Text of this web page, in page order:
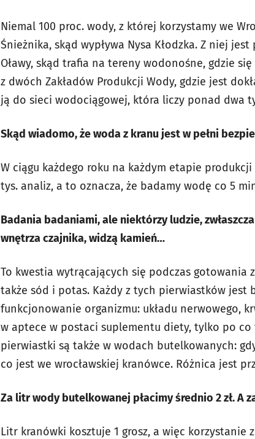
Niemal 100 proc. wody, z której korzystamy we
Śnieżnika, skąd wypływa Nysa Kłodzka. Z niej
Oławy, skąd trafia na tereny wodonośne, gdzie
z dwóch Zakładów Produkcji Wody, gdzie jest
ją do sieci wodociągowej, która liczy ponad dwa
Skąd wiadomo, że woda z kranu jest w pełni
W ciągu każdego roku na każdym etapie
tys. analiz, a to oznacza, że badamy wodę co 5
Badania badaniami, ale niektórzy ludzie,
wnętrza czajnika, widzą kamień…
To kwestia wytrącających się podczas gotowania
także sód i potas. Każdy z tych pierwiastków jest
funkcjonowanie organizmu: układu nerwowego,
w aptece w postaci suplementu diety, tylko po co
pierwiastki są także w wodach butelkowanych:
co jest we wrocławskiej kranówce. Różnica jest
Za litr wody butelkowanej płacimy średnio 2 zł. A
Litr kranówki kosztuje 1 grosz, a więc